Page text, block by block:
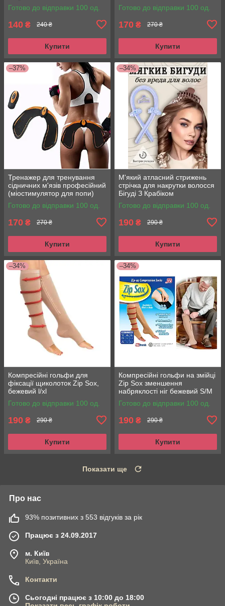
Готово до відправки 100 од.
140 ₴ 240 ₴
Купити
Готово до відправки 100 од.
170 ₴ 270 ₴
Купити
–37%
Тренажер для тренування
сідничних м'язів професійний
(міостимулятор для попи)
EMS Hips Trainer
Готово до відправки 100 од.
170 ₴ 270 ₴
Купити
–34%
М'який атласний стрижень
стрічка для накрутки волосся
Бігуді З Крабіком
Готово до відправки 100 од.
190 ₴ 290 ₴
Купити
–34%
Компресійні гольфи для
фіксації щиколоток Zip Sox,
бежевий l/xl
Готово до відправки 100 од.
190 ₴ 290 ₴
Купити
–34%
Компресійні гольфи на змійці
Zip Sox зменшення
набряклості ніг бежевий S/M
Готово до відправки 100 од.
190 ₴ 290 ₴
Купити
Показати ще
Про нас
93% позитивних з 553 відгуків за рік
Працює з 24.09.2017
м. Київ
Київ, Україна
Контакти
Сьогодні працює з 10:00 до 18:00